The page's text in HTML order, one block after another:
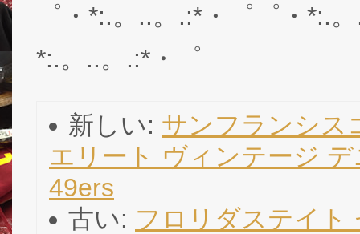
゜・*:.。..。.:*・゜゜・*:.
*:.。..。.:*・゜
新しい: サンフランシス
エリート ヴィンテージ
49ers
古い: フロリダステイト